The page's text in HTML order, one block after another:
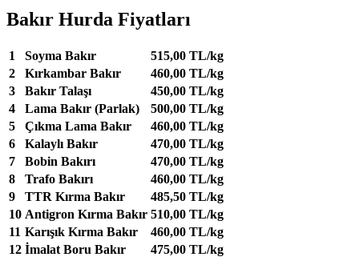
Bakır Hurda Fiyatları
1 Soyma Bakır
515,00 TL/kg
2
Kırkambar Bakır
460,00 TL/kg
3
Bakır Talaşı
450,00 TL/kg
4
Lama Bakır (Parlak)
500,00 TL/kg
5
Çıkma Lama Bakır
460,00 TL/kg
6
Kalaylı Bakır
470,00 TL/kg
7
Bobin Bakırı
470,00 TL/kg
8
Trafo Bakırı
460,00 TL/kg
9
TTR Kırma Bakır
485,50 TL/kg
10 Antigron Kırma Bakır 510,00 TL/kg
11 Karışık Kırma Bakır
460,00 TL/kg
12 İmalat Boru Bakır 475,00 TL/kg